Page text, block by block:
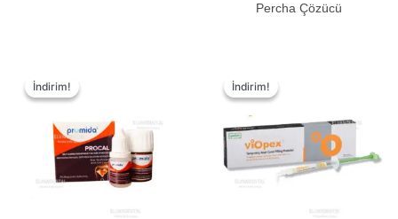
Percha Çözücü
İndirim!
İndirim! İndirim!
İndirim!